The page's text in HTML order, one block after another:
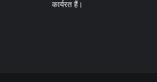
कार्यरत हैं।